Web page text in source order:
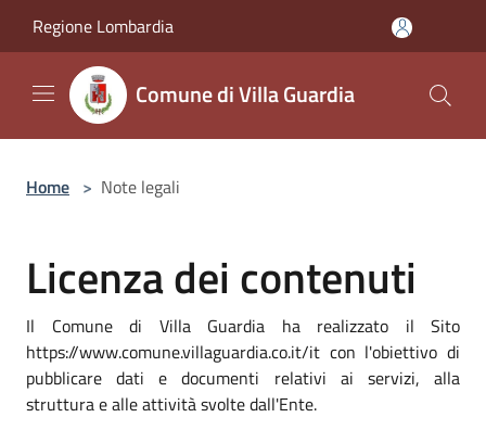
Regione Lombardia
Comune di Villa Guardia
Home > Note legali
Licenza dei contenuti
Il Comune di Villa Guardia ha realizzato il Sito
https://www.comune.villaguardia.co.it/it con l'obiettivo di
pubblicare dati e documenti relativi ai servizi, alla
struttura e alle attività svolte dall'Ente.